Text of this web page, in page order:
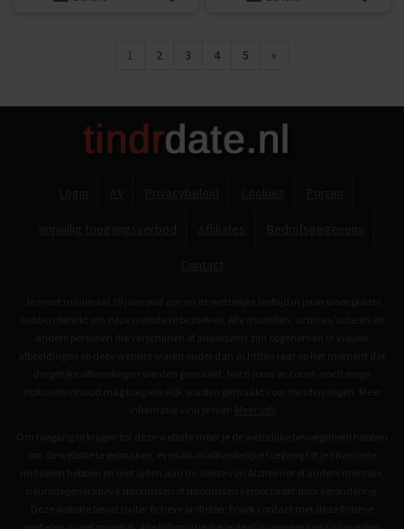
1 2 3 4 5 »